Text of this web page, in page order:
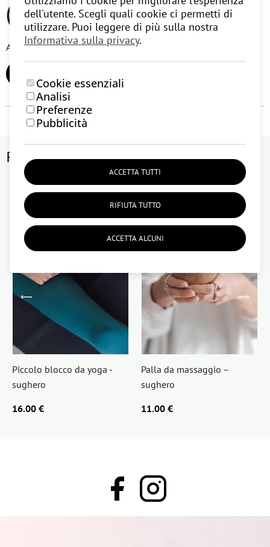
dell'utente. Scegli quali cookie ci permetti di
utilizzare. Puoi leggere di più sulla nostra
Informativa sulla privacy.
Cookie essenziali
Analisi
Preferenze
Pubblicità
ACCETTA TUTTI
RIFIUTA TUTTO
ACCETTA ALCUNI
(0)
Al momento non ci sono recensioni degli utenti.
Potrebbe interessarti anche
Piccolo blocco da yoga -
sughero
16.00 €
Palla da massaggio –
sughero
11.00 €